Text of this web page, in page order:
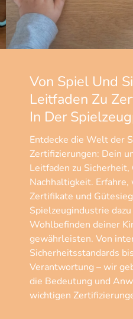
Von Spiel Und
Leitfaden Zu
In Der
Entdecke die Welt der
Zertifizierungen: Dein
Leitfaden zu
Nachhaltigkeit. Erfahre,
Zertifikate und
Spielzeugindustrie
Wohlbefinden deiner
gewährleisten. Von
Sicherheitsstandards
Verantwortung – wir
die Bedeutung und
wichtigen